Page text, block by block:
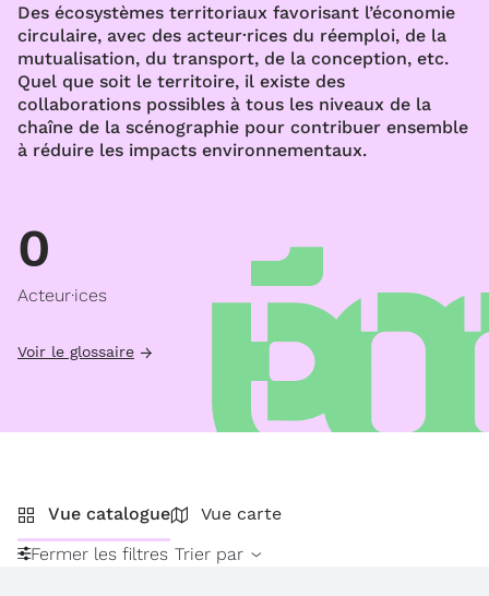
Des écosystèmes territoriaux favorisant l’économie
circulaire, avec des acteur·rices du réemploi, de la
mutualisation, du transport, de la conception, etc.
Quel que soit le territoire, il existe des
collaborations possibles à tous les niveaux de la
chaîne de la scénographie pour contribuer ensemble
à réduire les impacts environnementaux.
0
Acteur·ices
Voir le glossaire
Vue catalogue
Vue carte
Fermer les filtres Trier par